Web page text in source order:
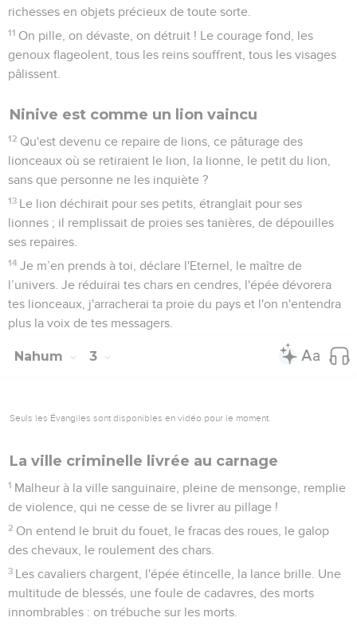
richesses en objets précieux de toute sorte.
11 On pille, on dévaste, on détruit ! Le courage fond, les
genoux flageolent, tous les reins souffrent, tous les visages
pâlissent.
Ninive est comme un lion vaincu
12 Qu'est devenu ce repaire de lions, ce pâturage des
lionceaux où se retiraient le lion, la lionne, le petit du lion,
sans que personne ne les inquiète ?
13 Le lion déchirait pour ses petits, étranglait pour ses
lionnes ; il remplissait de proies ses tanières, de dépouilles
ses repaires.
14 Je m’en prends à toi, déclare l'Eternel, le maître de
l’univers. Je réduirai tes chars en cendres, l'épée dévorera
tes lionceaux, j'arracherai ta proie du pays et l'on n'entendra
plus la voix de tes messagers.
Nahum 3
Seuls les Évangiles sont disponibles en vidéo pour le moment.
La ville criminelle livrée au carnage
1 Malheur à la ville sanguinaire, pleine de mensonge, remplie
de violence, qui ne cesse de se livrer au pillage !
2 On entend le bruit du fouet, le fracas des roues, le galop
des chevaux, le roulement des chars.
3 Les cavaliers chargent, l'épée étincelle, la lance brille. Une
multitude de blessés, une foule de cadavres, des morts
innombrables : on trébuche sur les morts.